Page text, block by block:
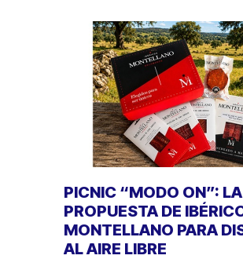
PICNIC “MODO ON”: LA
PROPUESTA DE
MONTELLANO PARA
AL AIRE LIBRE